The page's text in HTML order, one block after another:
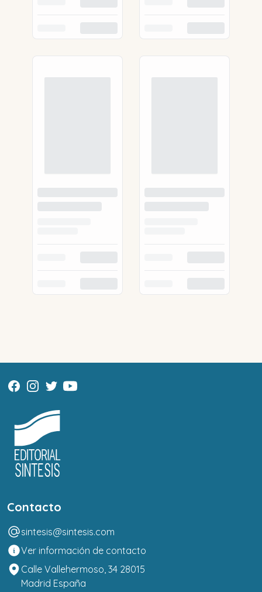
Contacto
sintesis@sintesis.com
Ver información de contacto
Calle Vallehermoso, 34 28015
Madrid España